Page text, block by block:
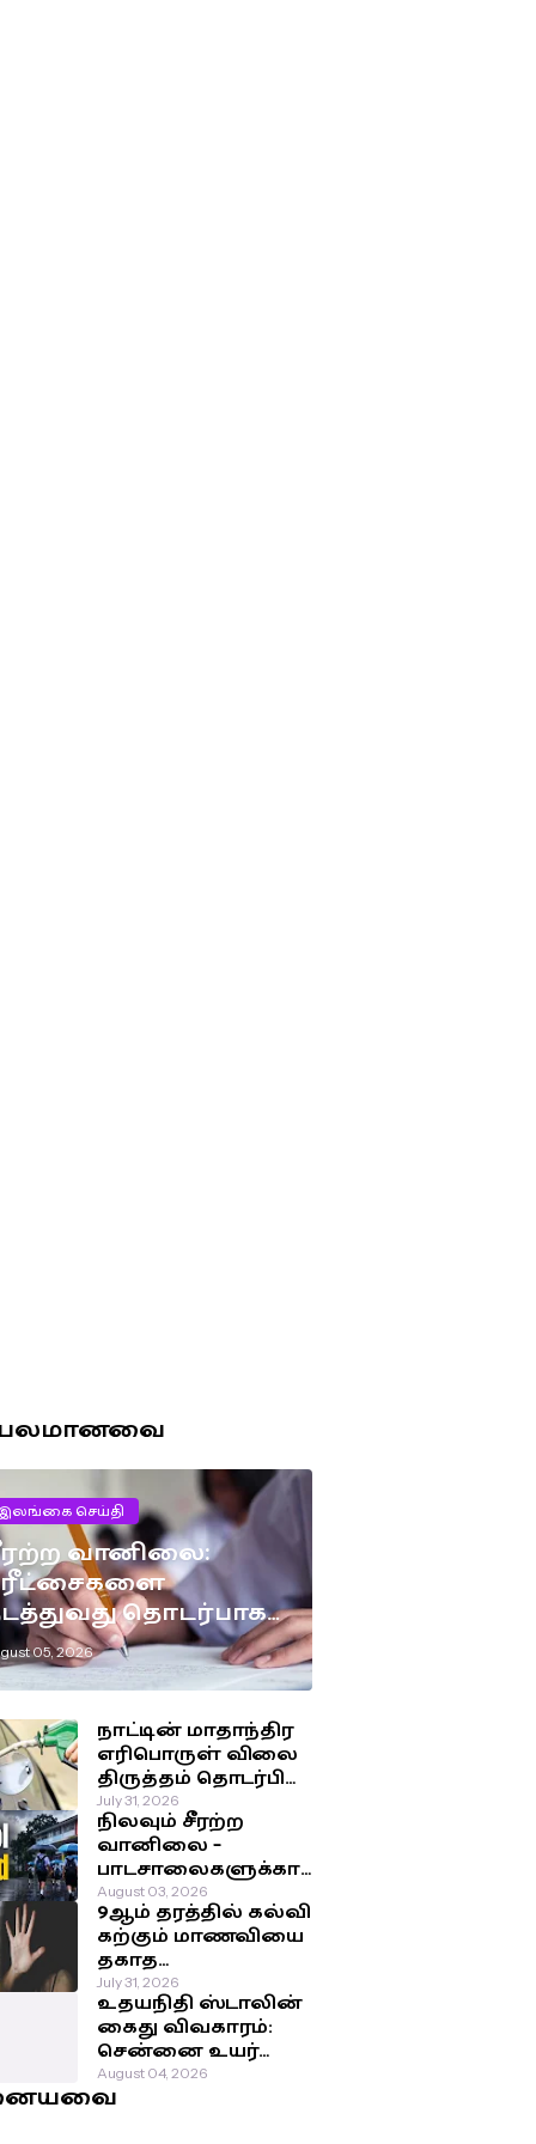
செய்தி
வானிலை:
தொடர்பாக
தீர்மானம்!
05, 2026
நாட்டின் மாதாந்திர
எரிபொருள் விலை
திருத்தம் தொடர்பில்
இன்று
வெளியாகவுள்ள
அறிவிப்பு!
July 31, 2026
நிலவும் சீரற்ற
வானிலை –
பாடசாலைகளுக்கா
ன விடுமுறை
தொடர்பில்
வௌியான தகவல்!
August 03, 2026
9ஆம் தரத்தில் கல்வி
கற்கும் மாணவியை
தகாத
செயற்பாட்டுக்கு
உட்படுத்திய சக
மாணவர்கள்!
July 31, 2026
உதயநிதி ஸ்டாலின்
கைது விவகாரம்:
சென்னை உயர்
நீதிமன்றம்
பிறப்பித்த அதிரடி
August 04, 2026